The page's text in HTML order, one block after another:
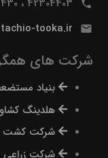
tooka.ir
شرکت های
بنیاد
هلدینگ
شرکت کشت
شرکت